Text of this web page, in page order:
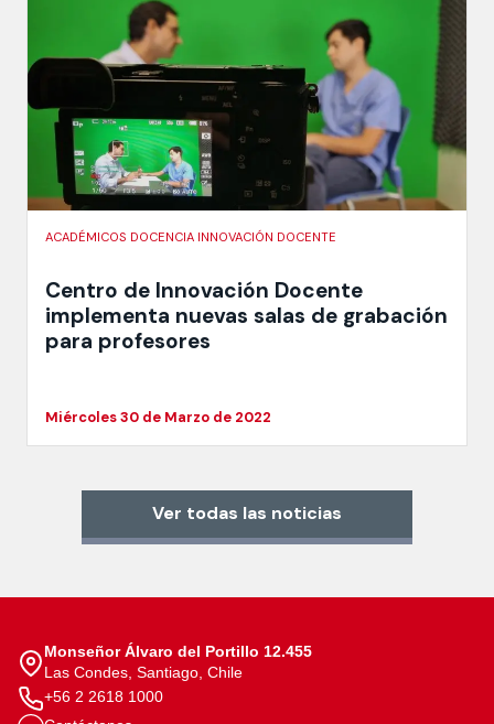
ACADÉMICOS DOCENCIA INNOVACIÓN DOCENTE
Centro de Innovación Docente
implementa nuevas salas de grabación
para profesores
Miércoles 30 de Marzo de 2022
Ver todas las noticias
Monseñor Álvaro del Portillo 12.455
Las Condes, Santiago, Chile
+56 2 2618 1000